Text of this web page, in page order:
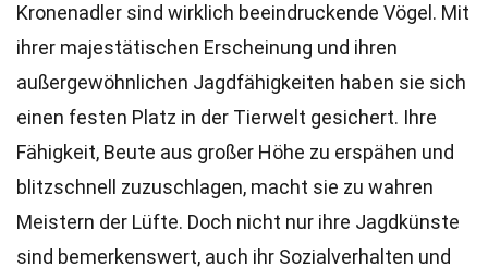
Kronenadler sind wirklich beeindruckende Vögel. Mit
ihrer majestätischen Erscheinung und ihren
außergewöhnlichen Jagdfähigkeiten haben sie sich
einen festen Platz in der Tierwelt gesichert. Ihre
Fähigkeit, Beute aus großer Höhe zu erspähen und
blitzschnell zuzuschlagen, macht sie zu wahren
Meistern der Lüfte. Doch nicht nur ihre Jagdkünste
sind bemerkenswert, auch ihr Sozialverhalten und